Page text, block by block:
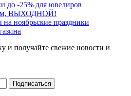
до -25% для ювелиров
ВЫХОДНОЙ!
ноябрьские праздники
и получайте свежие новости и